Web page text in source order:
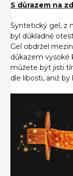
S důrazem na
Syntetický gel, z
byl důkladně
Gel obdržel
důkazem vysoké
můžete být jisti
dle libosti, aniž